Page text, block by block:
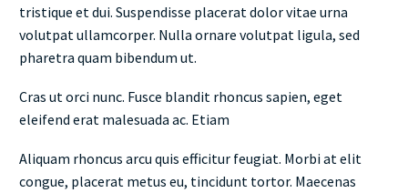
tristique et dui. Suspendisse placerat dolor vitae urna
volutpat ullamcorper. Nulla ornare volutpat ligula, sed
pharetra quam bibendum ut.
Cras ut orci nunc. Fusce blandit rhoncus sapien, eget
eleifend erat malesuada ac. Etiam
Aliquam rhoncus arcu quis efficitur feugiat. Morbi at elit
congue, placerat metus eu, tincidunt tortor. Maecenas